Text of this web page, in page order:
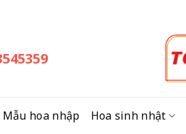
Mẫu hoa nhập Hoa sinh nhật